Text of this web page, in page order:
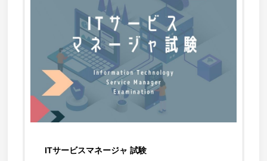
ITサービスマネージャ 試験